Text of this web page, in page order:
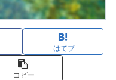
はてブ
コピー